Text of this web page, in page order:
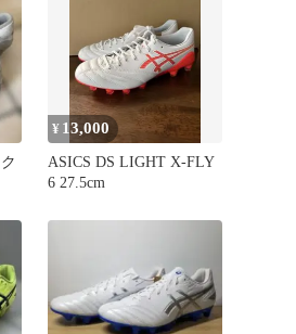
¥ 13,000
ASICS DS LIGHT X-FLY
6 27.5cm